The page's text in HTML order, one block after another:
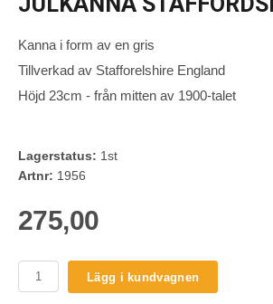
Kanna i form av en gris
Tillverkad av Stafforelshire England
Höjd 23cm - från mitten av 1900-talet
Lagerstatus: 1st
Artnr: 1956
275,00
Lägg i kundvagnen